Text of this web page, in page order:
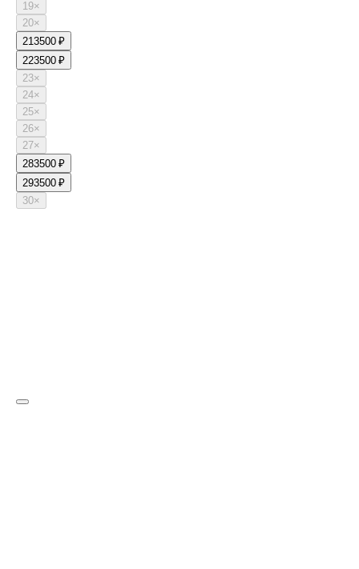
19×
20×
213500 ₽
223500 ₽
23×
24×
25×
26×
27×
283500 ₽
293500 ₽
30×